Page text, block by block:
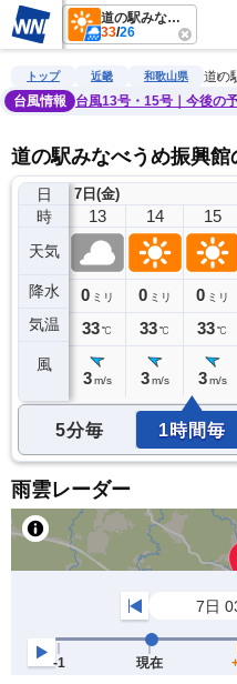
道の駅みなべうめ振興館
33/26
雨雲レーダー 台風情報 地震
トップ 近畿 和歌山県
道の
台風情報
台風13号・15号｜今後の
道の駅みなべうめ振興館
日
時
天気
降水
気温
風
7日(金)
12
2ミリ
32℃
13
0 ミリ
33℃
3 m/s
14
0 ミリ
33℃
3 m/s
15
0 ミリ
33℃
3 m/s
5分毎 1時間毎
雨雲レーダー